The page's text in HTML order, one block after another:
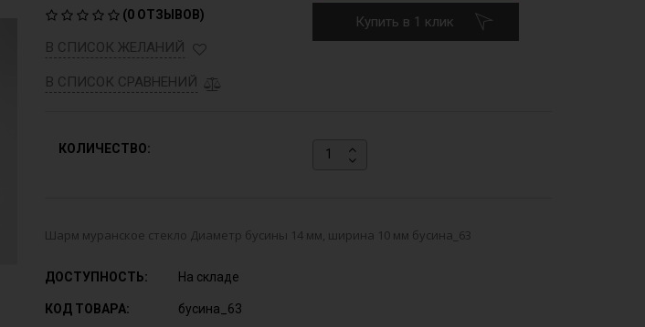
(0 ОТЗЫВОВ)
В СПИСОК ЖЕЛАНИЙ
В СПИСОК СРАВНЕНИЙ
Купить в 1 клик
КОЛИЧЕСТВО:
Шарм муранское стекло Диаметр бусины 14 мм, ширина 10 мм бусина_63
ДОСТУПНОСТЬ: На складе
КОД ТОВАРА: бусина_63